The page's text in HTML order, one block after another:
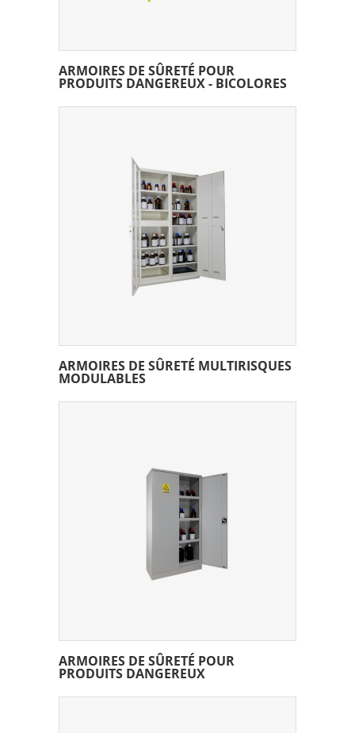
ARMOIRES DE SÛRETÉ POUR
PRODUITS DANGEREUX - BICOLORES
ARMOIRES DE SÛRETÉ MULTIRISQUES
MODULABLES
ARMOIRES DE SÛRETÉ POUR
PRODUITS DANGEREUX